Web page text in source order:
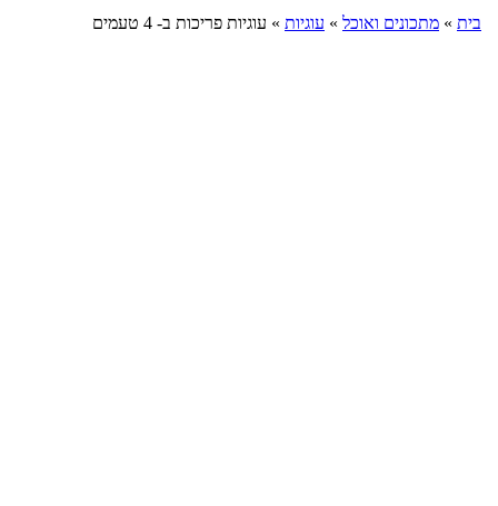
בית » מתכונים ואוכל » עוגיות » עוגיות פריכות ב- 4 טעמים